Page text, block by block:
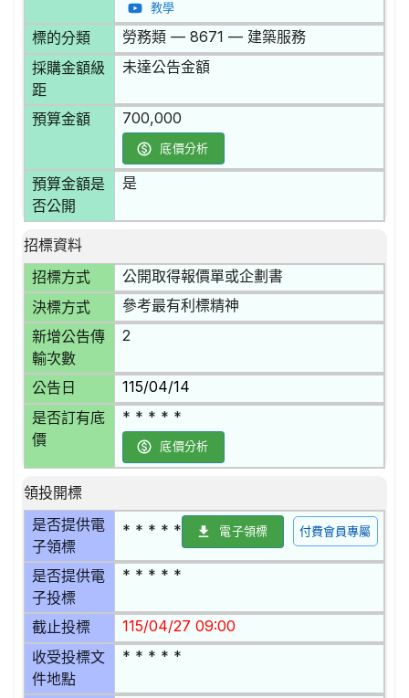
教學
標的分類 勞務類 — 8671 — 建築服務
採購金額級
距
未達公告金額
預算金額 700,000
底價分析
預算金額是
否公開
是
招標資料
招標方式
公開取得報價單或企劃書
決標方式 參考最有利標精神
新增公告傳
輸次數
2
公告日 115/04/14
是否訂有底
價
* * * * *
底價分析
領投開標
是否提供電
子領標
* * * * * 電子領標 付費會員專屬
是否提供電
子投標
* * * * *
截止投標 115/04/27 09:00
收受投標文
件地點
* * * * *